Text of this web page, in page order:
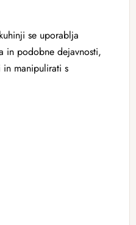
se uporablja
in podobne dejavnosti,
manipulirati s